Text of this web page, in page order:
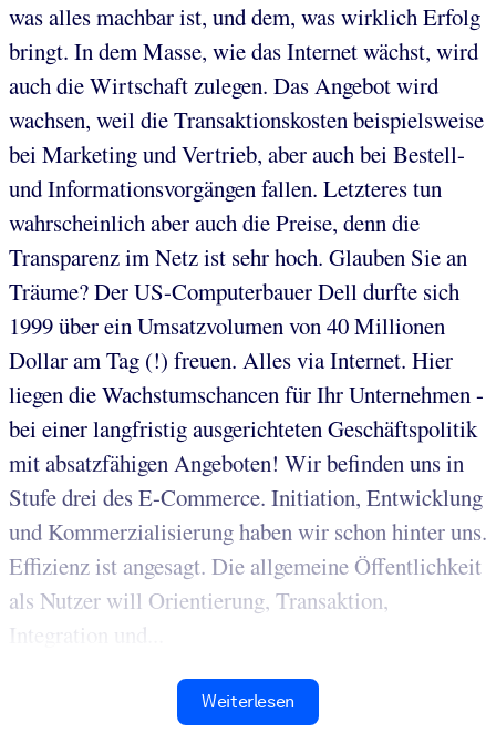
was alles machbar ist, und dem, was wirklich Erfolg
bringt. In dem Masse, wie das Internet wächst, wird
auch die Wirtschaft zulegen. Das Angebot wird
wachsen, weil die Transaktionskosten beispielsweise
bei Marketing und Vertrieb, aber auch bei Bestell-
und Informationsvorgängen fallen. Letzteres tun
wahrscheinlich aber auch die Preise, denn die
Transparenz im Netz ist sehr hoch. Glauben Sie an
Träume? Der US-Computerbauer Dell durfte sich
1999 über ein Umsatzvolumen von 40 Millionen
Dollar am Tag (!) freuen. Alles via Internet. Hier
liegen die Wachstumschancen für Ihr Unternehmen -
bei einer langfristig ausgerichteten Geschäftspolitik
mit absatzfähigen Angeboten! Wir befinden uns in
Stufe drei des E-Commerce. Initiation, Entwicklung
und Kommerzialisierung haben wir schon hinter uns.
Effizienz ist angesagt. Die allgemeine Öffentlichkeit
als Nutzer will Orientierung, Transaktion,
Integration und...
Weiterlesen